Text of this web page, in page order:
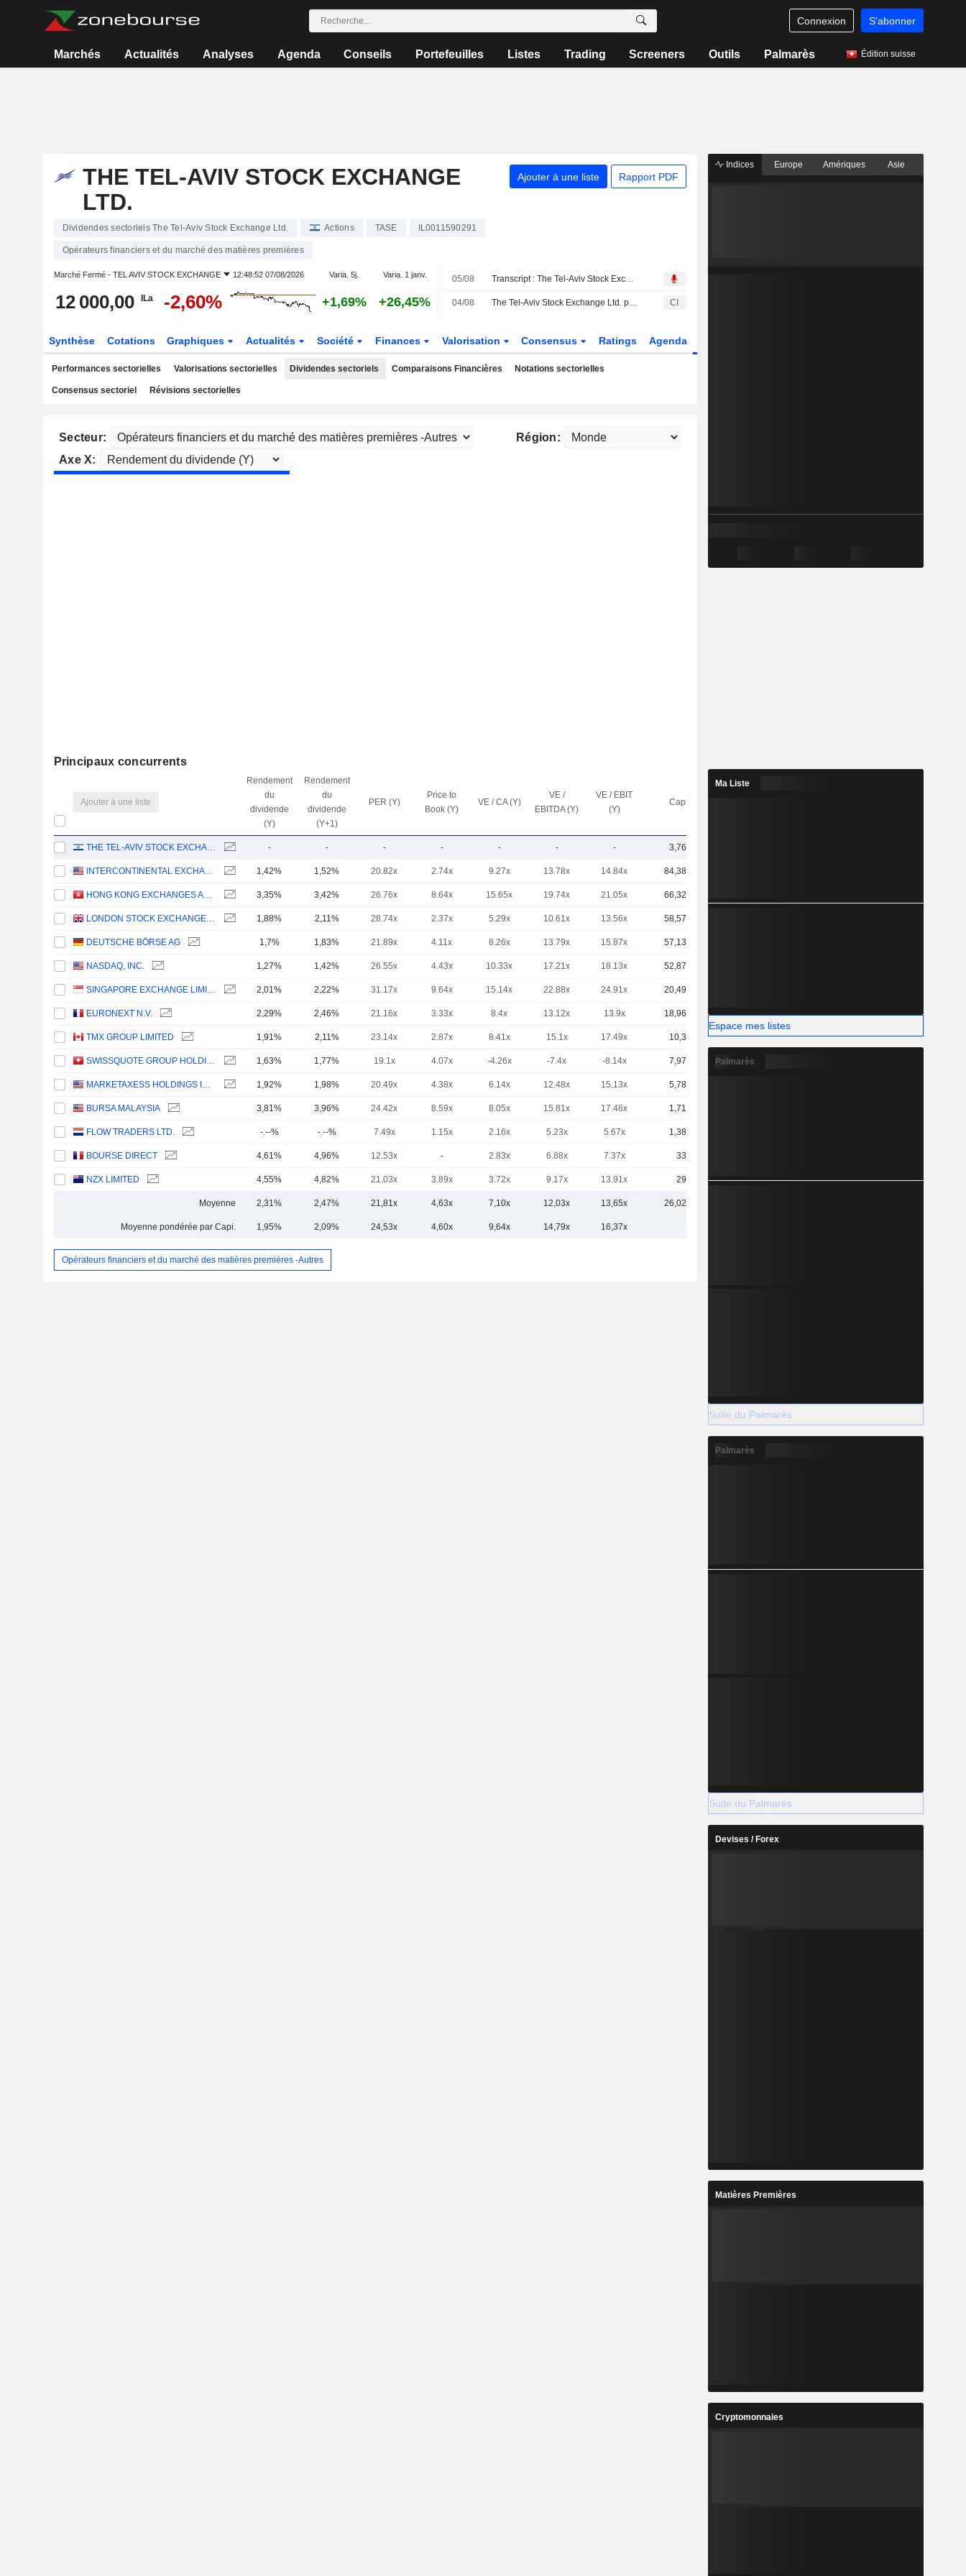
Connexion S'abonner
Marchés Actualités Analyses Agenda Conseils Portefeuilles Listes Trading Screeners Outils Palmarès Édition suisse
THE TEL-AVIV STOCK EXCHANGE
LTD.
Ajouter à une liste Rapport PDF
Dividendes sectoriels The Tel-Aviv Stock Exchange Ltd. Actions TASE IL0011590291
Opérateurs financiers et du marché des matières premières
Marché Fermé - TEL AVIV STOCK EXCHANGE 12:48:52 07/08/2026 Varia. 5j. Varia. 1 janv.
12 000,00 ILa -2,60% +1,69% +26,45%
05/08 Transcript : The Tel-Aviv Stock Exchange Ltd., Q2 2026 Earnings Call, Aug 04, 2026
04/08 The Tel-Aviv Stock Exchange Ltd. publie ses résultats pour le deuxième trimestre et le premier semestre clos le 30 juin 2026 CI
Synthèse Cotations Graphiques Actualités Société Finances Valorisation Consensus Ratings Agenda
Performances sectorielles Valorisations sectorielles Dividendes sectoriels Comparaisons Financières Notations sectorielles
Consensus sectoriel Révisions sectorielles
Secteur:
Région:
Axe X:
Principaux concurrents
Ajouter à une liste
Rendement
du
dividende
(Y)
Rendement
du
dividende
(Y+1)
PER (Y)
Price to
Book (Y)
VE / CA (Y)
VE /
EBITDA (Y)
VE / EBIT
(Y)
Capi.($)
THE TEL-AVIV STOCK EXCHANGE LTD. - - - - - - - 3,76 Md
INTERCONTINENTAL EXCHANGE, INC. 1,42% 1,52% 20.82x 2.74x 9.27x 13.78x 14.84x 84,38 Md
HONG KONG EXCHANGES AND CLEARING LIMITED 3,35% 3,42% 26.76x 8.64x 15.65x 19.74x 21.05x 66,32 Md
LONDON STOCK EXCHANGE GROUP PLC 1,88% 2,11% 28.74x 2.37x 5.29x 10.61x 13.56x 58,57 Md
DEUTSCHE BÖRSE AG 1,7% 1,83% 21.89x 4.11x 8.26x 13.79x 15.87x 57,13 Md
NASDAQ, INC. 1,27% 1,42% 26.55x 4.43x 10.33x 17.21x 18.13x 52,87 Md
SINGAPORE EXCHANGE LIMITED 2,01% 2,22% 31.17x 9.64x 15.14x 22.88x 24.91x 20,49 Md
EURONEXT N.V. 2,29% 2,46% 21.16x 3.33x 8.4x 13.12x 13.9x 18,96 Md
TMX GROUP LIMITED 1,91% 2,11% 23.14x 2.87x 8.41x 15.1x 17.49x 10,3 Md
SWISSQUOTE GROUP HOLDING SA 1,63% 1,77% 19.1x 4.07x -4.26x -7.4x -8.14x 7,97 Md
MARKETAXESS HOLDINGS INC. 1,92% 1,98% 20.49x 4.38x 6.14x 12.48x 15.13x 5,78 Md
BURSA MALAYSIA 3,81% 3,96% 24.42x 8.59x 8.05x 15.81x 17.46x 1,71 Md
FLOW TRADERS LTD. -.--% -.--% 7.49x 1.15x 2.16x 5.23x 5.67x 1,38 Md
BOURSE DIRECT 4,61% 4,96% 12.53x - 2.83x 6.88x 7.37x 337 M
NZX LIMITED 4,55% 4,82% 21.03x 3.89x 3.72x 9.17x 13.91x 290 M
Moyenne 2,31% 2,47% 21,81x 4,63x 7,10x 12,03x 13,65x 26,02 Md
Moyenne pondérée par Capi. 1,95% 2,09% 24,53x 4,60x 9,64x 14,79x 16,37x
Opérateurs financiers et du marché des matières premières -Autres
Indices Europe Amériques Asie
Ma Liste
Espace mes listes
Palmarès
Suite du Palmarès
Palmarès
Suite du Palmarès
Devises / Forex
Matières Premières
Cryptomonnaies